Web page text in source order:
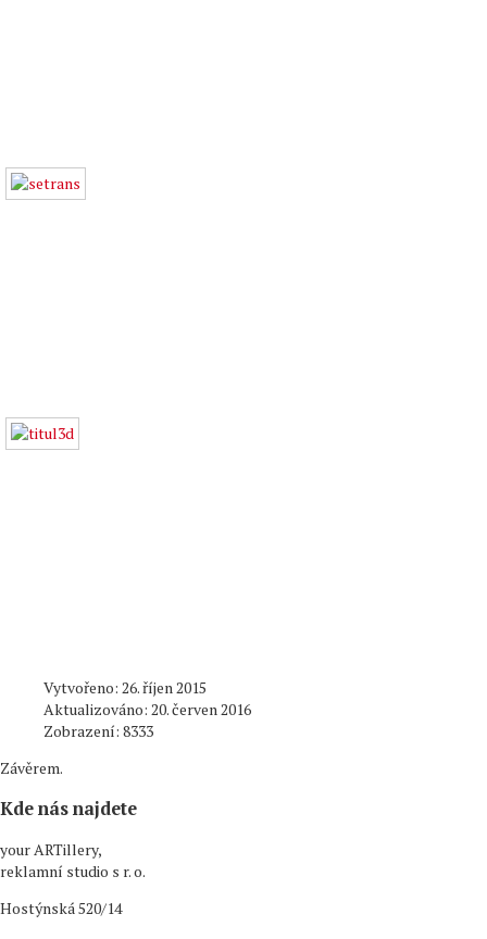
Vytvořeno: 26. říjen 2015
Aktualizováno: 20. červen 2016
Zobrazení: 8333
Závěrem.
Kde nás najdete
your ARTillery,
reklamní studio s r. o.
Hostýnská 520/14